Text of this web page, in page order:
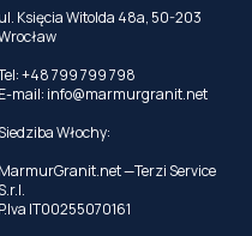
ul. Księcia Witolda 48a, 50-203
+48 799 799 798
E-mail: info@marmurgranit.net
Włochy:
MarmurGranit.net —Terzi Service
P.Iva IT00255070161